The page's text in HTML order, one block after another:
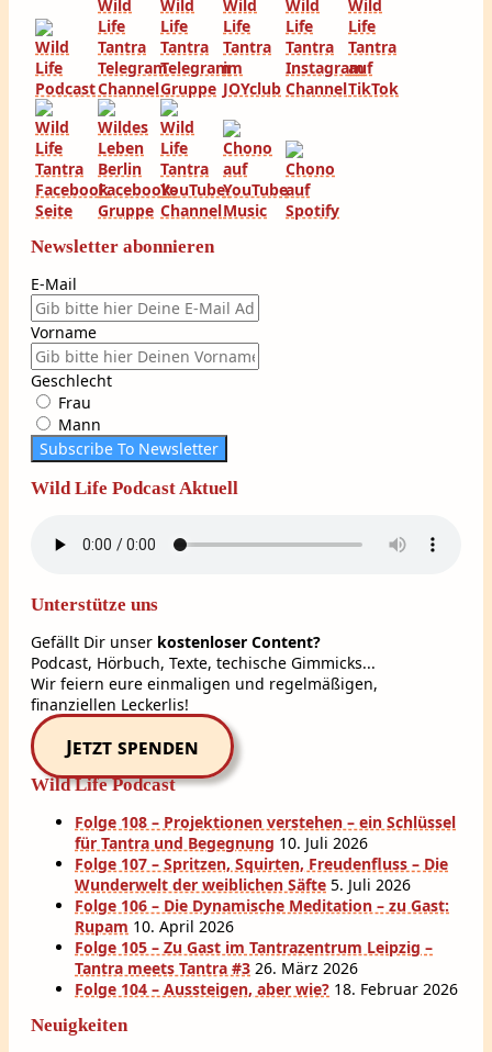
Newsletter abonnieren
E-Mail
Vorname
Geschlecht
Frau
Mann
Subscribe To Newsletter
Wild Life Podcast Aktuell
Unterstütze uns
Gefällt Dir unser kostenloser Content?
Podcast, Hörbuch, Texte, techische Gimmicks...
Wir feiern eure einmaligen und regelmäßigen,
finanziellen Leckerlis!
Jetzt spenden
Wild Life Podcast
Folge 108 – Projektionen verstehen – ein Schlüssel
für Tantra und Begegnung 10. Juli 2026
Folge 107 – Spritzen, Squirten, Freudenfluss – Die
Wunderwelt der weiblichen Säfte 5. Juli 2026
Folge 106 – Die Dynamische Meditation – zu Gast:
Rupam 10. April 2026
Folge 105 – Zu Gast im Tantrazentrum Leipzig –
Tantra meets Tantra #3 26. März 2026
Folge 104 – Aussteigen, aber wie? 18. Februar 2026
Neuigkeiten